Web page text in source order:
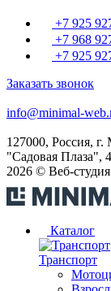
+7 925
+7 968
+7 925
Заказать звонок
info@minimal-
127000, Россия,
"Садовая Плаза",
2026 © Веб-
Каталог
Транспорт